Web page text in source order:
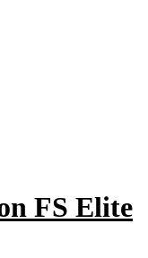
FS Elite